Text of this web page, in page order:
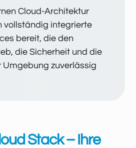
Cloud-Architektur
vollständig integrierte
bereit, die den
die Sicherheit und die
Umgebung zuverlässig
Stack – Ihre